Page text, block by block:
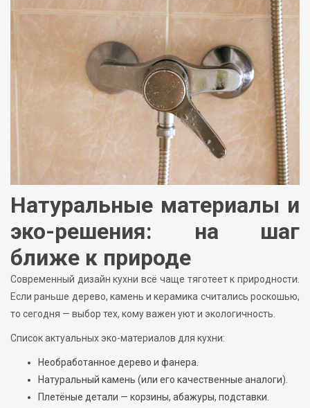
Натуральные материалы и
эко-решения: на шаг
ближе к природе
Современный дизайн кухни всё чаще тяготеет к природности.
Если раньше дерево, камень и керамика считались роскошью,
то сегодня — выбор тех, кому важен уют и экологичность.
Список актуальных эко-материалов для кухни:
Необработанное дерево и фанера.
Натуральный камень (или его качественные аналоги).
Плетёные детали — корзины, абажуры, подставки.